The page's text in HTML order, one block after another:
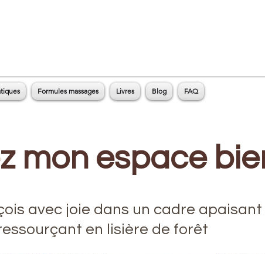
Formules massages Livres Blog FAQ
mon espace
avec joie dans un cadre apaisant
en lisière de forêt